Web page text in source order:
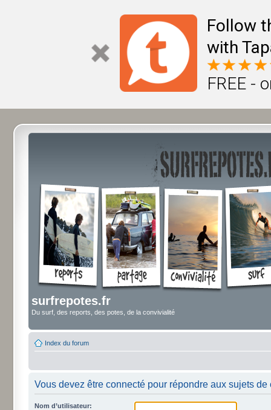
Follow
with
FREE -
surfrepotes.fr
Du surf, des reports, des potes, de la convivialité
Index du forum
Vous devez être connecté pour répondre aux sujets de
Nom d’utilisateur: